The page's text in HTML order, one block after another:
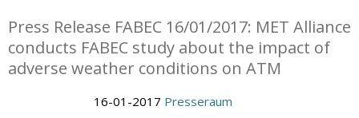
Press Release FABEC 16/01/2017: MET Alliance
conducts FABEC study about the impact of
adverse weather conditions on ATM
16-01-2017 Presseraum